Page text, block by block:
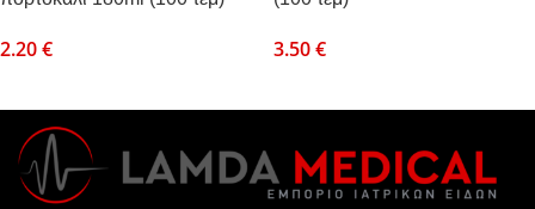
2.20€ 3.50€